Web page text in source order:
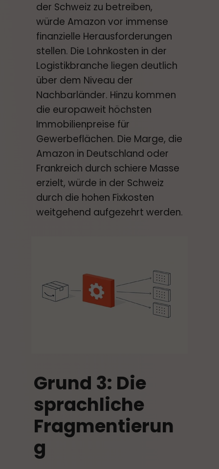
der Schweiz zu betreiben,
würde Amazon vor immense
finanzielle Herausforderungen
stellen. Die Lohnkosten in der
Logistikbranche liegen deutlich
über dem Niveau der
Nachbarländer. Hinzu kommen
die europaweit höchsten
Immobilienpreise für
Gewerbeflächen. Die Marge, die
Amazon in Deutschland oder
Frankreich durch schiere Masse
erzielt, würde in der Schweiz
durch die hohen Fixkosten
weitgehend aufgezehrt werden.
Grund 3: Die
sprachliche
Fragmentierun
g